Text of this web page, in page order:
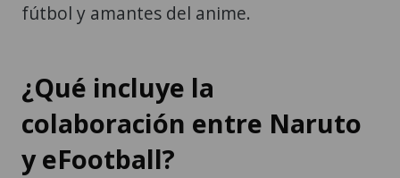
fútbol y amantes del anime.
¿Qué incluye la
colaboración entre Naruto
y eFootball?